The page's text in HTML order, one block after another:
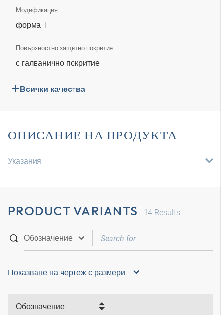
Модификация
форма T
Повърхностно защитно покритие
с галванично покритие
Всички качества
ОПИСАНИЕ НА ПРОДУКТА
Указания
PRODUCT VARIANTS 14 Results
Показване на чертеж с размери
Обозначение